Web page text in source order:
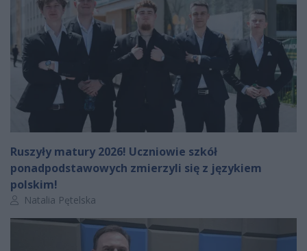
Ruszyły matury 2026! Uczniowie szkół
ponadpodstawowych zmierzyli się z językiem
polskim!
Autor artykułu:
Natalia Pętelska